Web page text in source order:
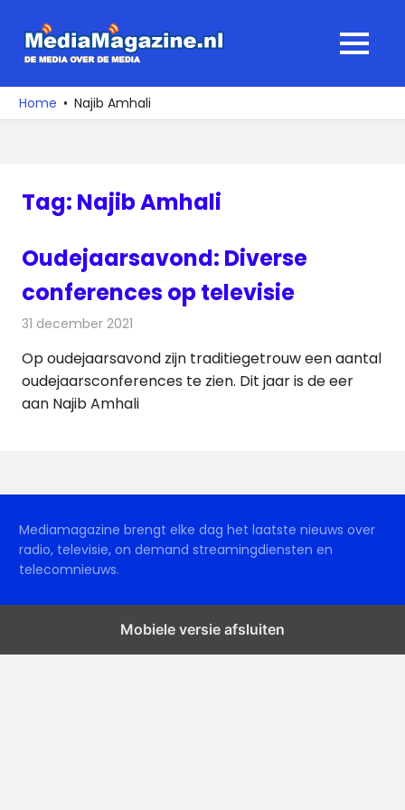
naar
media
over
MENU
Home Najib Amhali
Tag: Najib Amhali
Oudejaarsavond: Diverse
conferences op televisie
31 december 2021
Op oudejaarsavond zijn traditiegetrouw een aantal
oudejaarsconferences te zien. Dit jaar is de eer
aan Najib Amhali
Mediamagazine brengt elke dag het laatste nieuws over
radio, televisie, on demand streamingdiensten en
telecomnieuws.
Mobiele versie afsluiten